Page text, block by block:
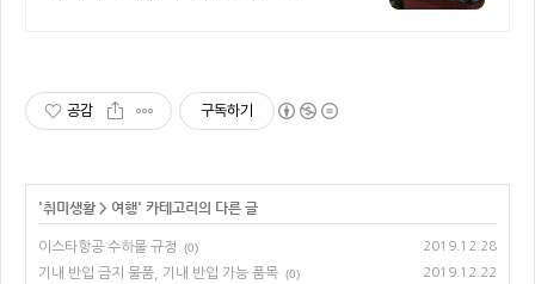
공감 구독하기
'취미생활> 여행' 카테고리의 다른 글
이스타항공 수하물 규정 (0) 2019.12.28
기내 반입 금지 물품, 기내 반입 가능 품목 (0) 2019.12.22